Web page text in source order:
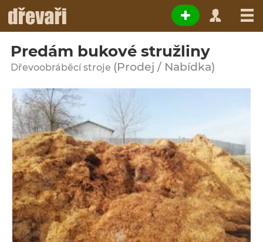
Predám bukové stružliny
Dřevoobráběcí stroje (Prodej / Nabídka)